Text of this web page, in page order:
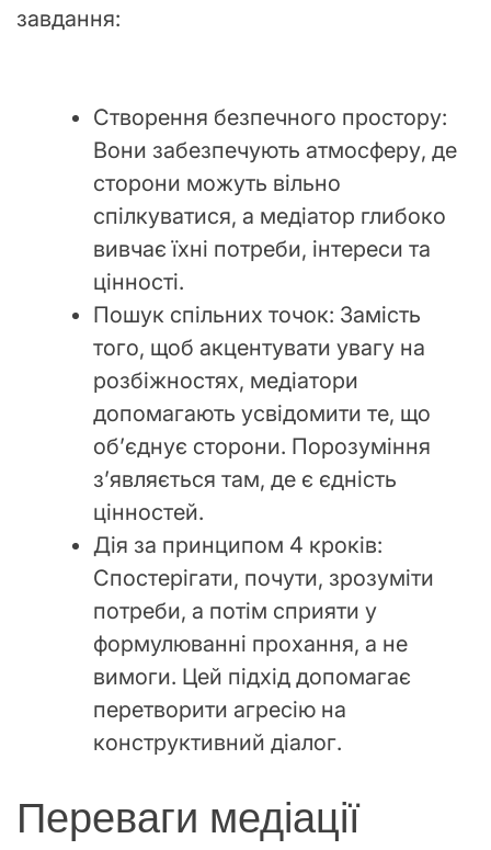
завдання:
Створення безпечного простору:
Вони забезпечують атмосферу, де
сторони можуть вільно
спілкуватися, а медіатор глибоко
вивчає їхні потреби, інтереси та
цінності.
Пошук спільних точок: Замість
того, щоб акцентувати увагу на
розбіжностях, медіатори
допомагають усвідомити те, що
об’єднує сторони. Порозуміння
з’являється там, де є єдність
цінностей.
Дія за принципом 4 кроків:
Спостерігати, почути, зрозуміти
потреби, а потім сприяти у
формулюванні прохання, а не
вимоги. Цей підхід допомагає
перетворити агресію на
конструктивний діалог.
Переваги медіації